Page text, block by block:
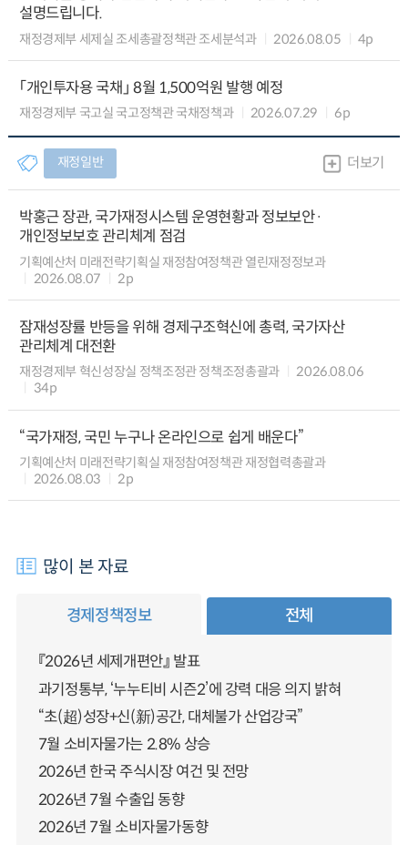
설명드립니다.
재정경제부 세제실 조세총괄정책관 조세분석과 2026.08.05 4p
「개인투자용 국채」 8월 1,500억원 발행 예정
재정경제부 국고실 국고정책관 국채정책과 2026.07.29 6p
재정일반 더보기
박홍근 장관, 국가재정시스템 운영현황과 정보보안·
개인정보보호 관리체계 점검
기획예산처 미래전략기획실 재정참여정책관 열린재정정보과
2026.08.07
2p
잠재성장률 반등을 위해 경제구조혁신에 총력, 국가자산
관리체계 대전환
재정경제부 혁신성장실 정책조정관 정책조정총괄과
2026.08.06
34p
“국가재정, 국민 누구나 온라인으로 쉽게 배운다”
기획예산처 미래전략기획실 재정참여정책관 재정협력총괄과
2026.08.03
2p
많이 본 자료
경제정책정보 전체
『2026년 세제개편안』 발표
과기정통부, ‘누누티비 시즌2’에 강력 대응 의지 밝혀
“초(超)성장+신(新)공간, 대체불가 산업강국”
7월 소비자물가는 2.8% 상승
2026년 한국 주식시장 여건 및 전망
2026년 7월 수출입 동향
2026년 7월 소비자물가동향